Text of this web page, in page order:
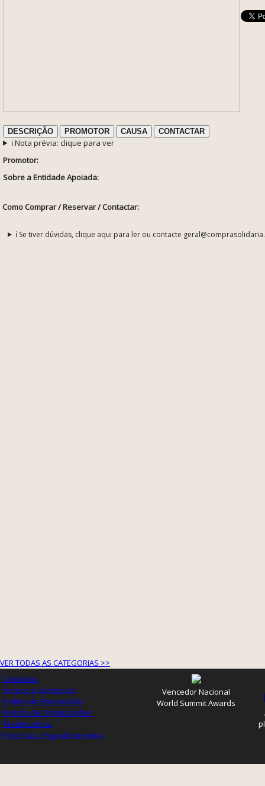
DESCRIÇÃO PROMOTOR CAUSA CONTACTAR
ℹ️ Nota prévia: clique para ver
Promotor:
Sobre a Entidade Apoiada:
Como Comprar / Reservar / Contactar:
ℹ️ Se tiver dúvidas, clique aqui para ler ou contacte
VER TODAS AS CATEGORIAS >>
Contactos
Termos e Condições
Política de Privacidade
Registo de Organizações
Testemunhos
Parcerias e Agradecimentos
Vencedor Nacional
World Summit Awards